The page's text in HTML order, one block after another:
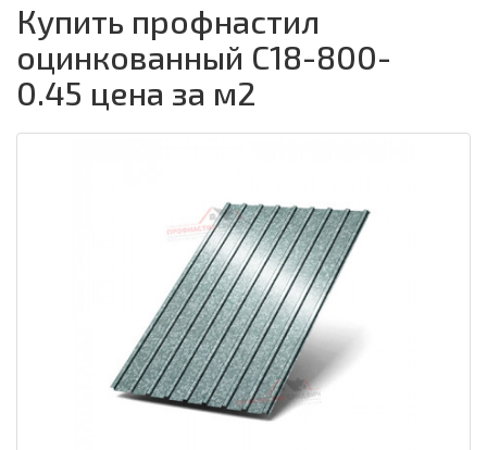
Купить профнастил
оцинкованный С18-800-
0.45 цена за м2